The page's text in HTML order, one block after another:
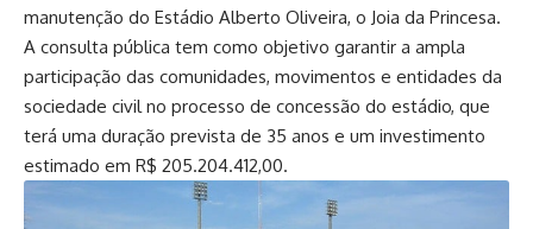
manutenção do Estádio Alberto Oliveira, o Joia da Princesa.
A consulta pública tem como objetivo garantir a ampla
participação das comunidades, movimentos e entidades da
sociedade civil no processo de concessão do estádio, que
terá uma duração prevista de 35 anos e um investimento
estimado em R$ 205.204.412,00.